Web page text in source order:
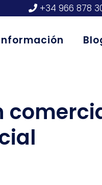
+34 966 878